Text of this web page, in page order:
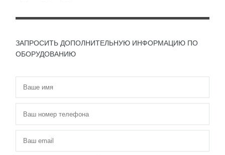
ЗАПРОСИТЬ ДОПОЛНИТЕЛЬНУЮ ИНФОРМАЦИЮ ПО
ОБОРУДОВАНИЮ
Имя
Телефон
Электронная почта